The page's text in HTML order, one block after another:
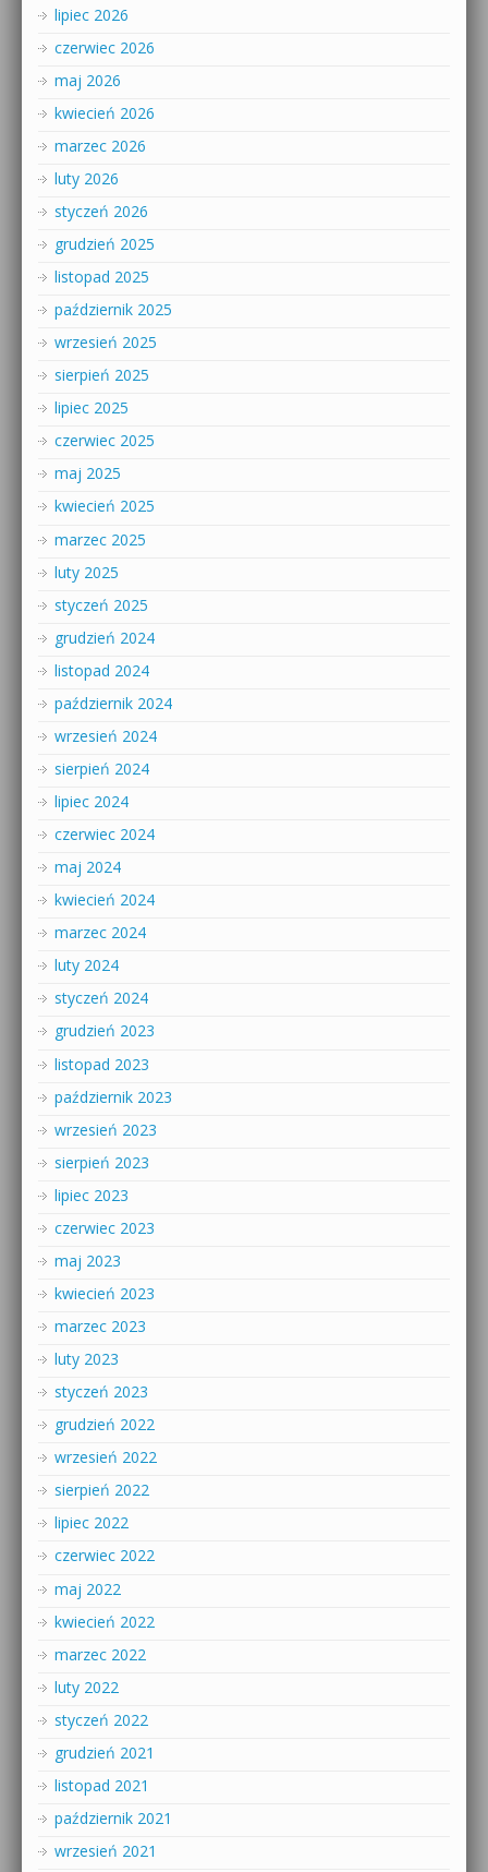
lipiec 2026
czerwiec 2026
maj 2026
kwiecień 2026
marzec 2026
luty 2026
styczeń 2026
grudzień 2025
listopad 2025
październik 2025
wrzesień 2025
sierpień 2025
lipiec 2025
czerwiec 2025
maj 2025
kwiecień 2025
marzec 2025
luty 2025
styczeń 2025
grudzień 2024
listopad 2024
październik 2024
wrzesień 2024
sierpień 2024
lipiec 2024
czerwiec 2024
maj 2024
kwiecień 2024
marzec 2024
luty 2024
styczeń 2024
grudzień 2023
listopad 2023
październik 2023
wrzesień 2023
sierpień 2023
lipiec 2023
czerwiec 2023
maj 2023
kwiecień 2023
marzec 2023
luty 2023
styczeń 2023
grudzień 2022
wrzesień 2022
sierpień 2022
lipiec 2022
czerwiec 2022
maj 2022
kwiecień 2022
marzec 2022
luty 2022
styczeń 2022
grudzień 2021
listopad 2021
październik 2021
wrzesień 2021